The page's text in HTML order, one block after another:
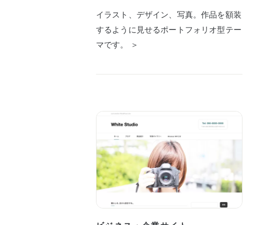
イラスト、デザイン、写真。作品を額装
するように見せるポートフォリオ型テー
マです。 ＞